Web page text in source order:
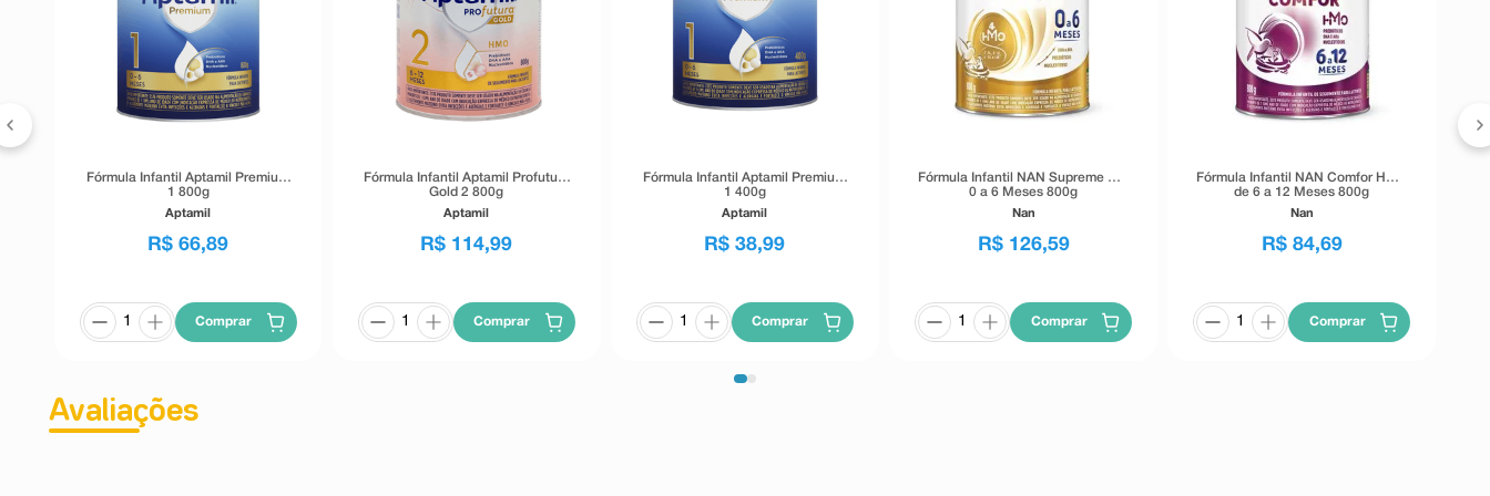
Fórmula Infantil Aptamil Premium
1 800g
Aptamil
R$ 66,89
Comprar
Fórmula Infantil Aptamil Profutura
Gold 2 800g
Aptamil
R$ 114,99
Comprar
Fórmula Infantil Aptamil Premium
1 400g
Aptamil
R$ 38,99
Comprar
Fórmula Infantil NAN Supreme Pro
0 a 6 Meses 800g
Nan
R$ 126,59
Comprar
Fórmula Infantil NAN Comfor HMO
de 6 a 12 Meses 800g
Nan
R$ 84,69
Comprar
Avaliações